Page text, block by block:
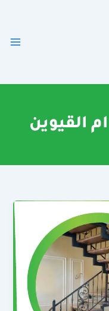
القيوين